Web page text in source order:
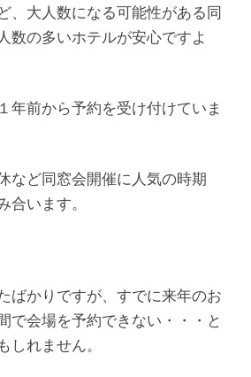
、大人数になる可能性がある同
数の多いホテルが安心ですよ
年前から予約を受け付けていま
など同窓会開催に人気の時期
合います。
ばかりですが、すでに来年のお
で会場を予約できない・・・と
しれません。